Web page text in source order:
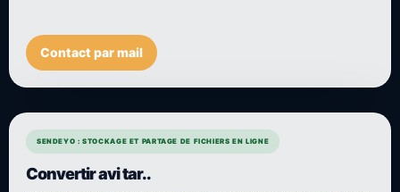
Contact par mail
SENDEYO : STOCKAGE ET PARTAGE DE FICHIERS EN LIGNE
Convertir avi tar..